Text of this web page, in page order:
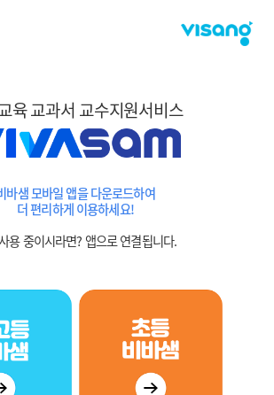
육 교과서 교수지원서비스
바샘 모바일 앱을 다운로드하여
더 편리하게 이용하세요!
용 중이시라면? 앱으로 연결됩니다.